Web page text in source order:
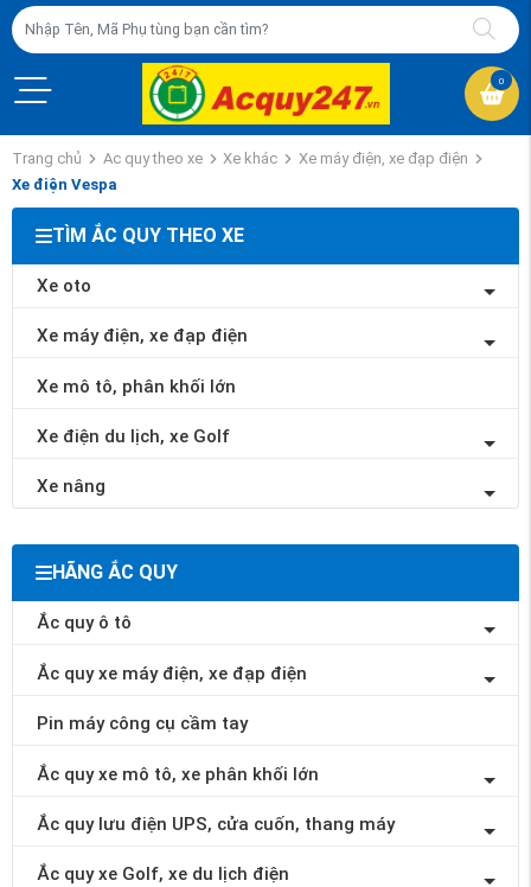
0
Trang chủ Ac quy theo xe Xe khác
Xe máy điện, xe đạp điện
Xe điện Vespa
TÌM ẮC QUY THEO XE
Xe oto
Xe máy điện, xe đạp điện
Xe mô tô, phân khối lớn
Xe điện du lịch, xe Golf
Xe nâng
HÃNG ẮC QUY
Ắc quy ô tô
Ắc quy xe máy điện, xe đạp điện
Pin máy công cụ cầm tay
Ắc quy xe mô tô, xe phân khối lớn
Ắc quy lưu điện UPS, cửa cuốn, thang máy
Ắc quy xe Golf, xe du lịch điện